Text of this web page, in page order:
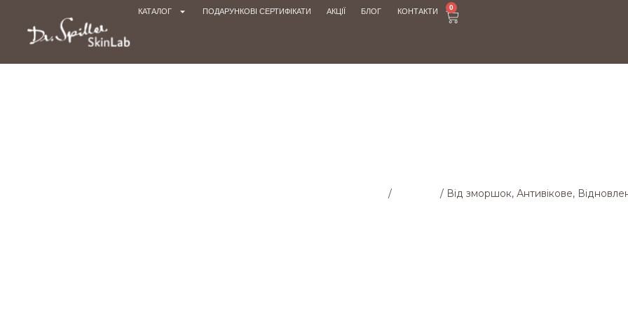
КАТАЛОГ ПОДАРУНКОВІ СЕРТИФІКАТИ АКЦІЇ БЛОГ КОНТАКТИ 0
/ / Від зморшок, Антивікове,